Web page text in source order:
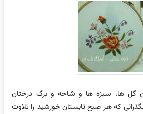
گل ها، سبزه ها و شاخه و برگ درختان
که هر صبح تابستان خورشید را تلاوت